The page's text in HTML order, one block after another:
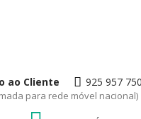
ao Cliente 925 957 750
para rede móvel nacional)